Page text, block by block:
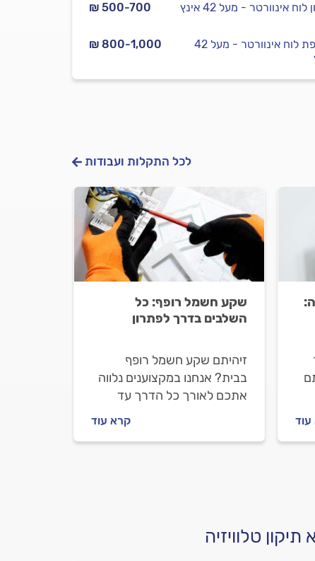
₪ 500-700
₪ 800-1,000
החלפת לוח אינוורטר - מעל 42
לכל התקלות ועבודות
שקע חשמל רופף: כל
השלבים בדרך לפתרון
זיהיתם שקע חשמל רופף
בבית? אנחנו במקצוענים נלווה
אתכם לאורך כל הדרך עד
מתנהלים מול החשמלי? יוצאים
קרא עוד
טלוויזיה